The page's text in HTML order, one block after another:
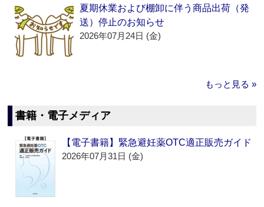
夏期休業および棚卸に伴う商品出荷（発
送）停止のお知らせ
2026年07月24日 (金)
もっと見る »
書籍・電子メディア
【電子書籍】緊急避妊薬OTC適正販売ガイド
2026年07月31日 (金)